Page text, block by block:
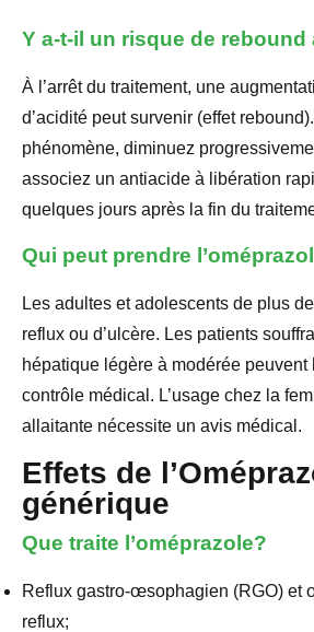
Y a-t-il un risque de rebound
À l’arrêt du traitement, une
d’acidité peut survenir (effet
phénomène, diminuez
associez un antiacide à libération
quelques jours après la fin du
Qui peut prendre
Les adultes et adolescents de plus
reflux ou d’ulcère. Les patients
hépatique légère à modérée peuvent
contrôle médical. L’usage chez la
allaitante nécessite un avis médical.
Effets de
générique
Que traite l’oméprazole?
Reflux gastro-œsophagien (RGO) et
reflux;